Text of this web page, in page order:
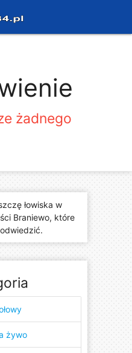
żadnego
łowiska w
Braniewo, które
żywo